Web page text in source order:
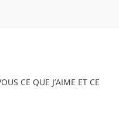
CE QUE J’AIME ET CE